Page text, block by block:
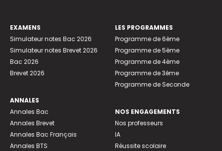
EXAMENS
Simulateur notes Bac 2026
Simulateur notes Brevet 2026
Bac 2026
Brevet 2026
ANNALES
Annales Bac
Annales Brevet
Annales Bac Français
Annales BTS
LES PROGRAMMES
Programme de 6ème
Programme de 5ème
Programme de 4ème
Programme de 3ème
Programme de Seconde
NOS ENGAGEMENTS
Nos professeurs
IA
Réussite scolaire